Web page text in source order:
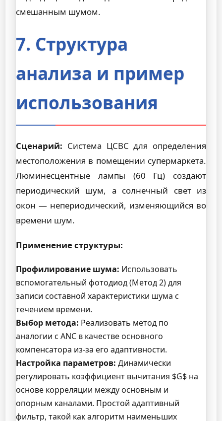
смешанным шумом.
7. Структура
анализа и пример
использования
Сценарий: Система ЦСВС для определения
местоположения в помещении супермаркета.
Люминесцентные лампы (60 Гц) создают
периодический шум, а солнечный свет из
окон — непериодический, изменяющийся во
времени шум.
Применение структуры:
Профилирование шума: Использовать
вспомогательный фотодиод (Метод 2) для
записи составной характеристики шума с
течением времени.
Выбор метода: Реализовать метод по
аналогии с ANC в качестве основного
компенсатора из-за его адаптивности.
Настройка параметров: Динамически
регулировать коэффициент вычитания $G$ на
основе корреляции между основным и
опорным каналами. Простой адаптивный
фильтр, такой как алгоритм наименьших